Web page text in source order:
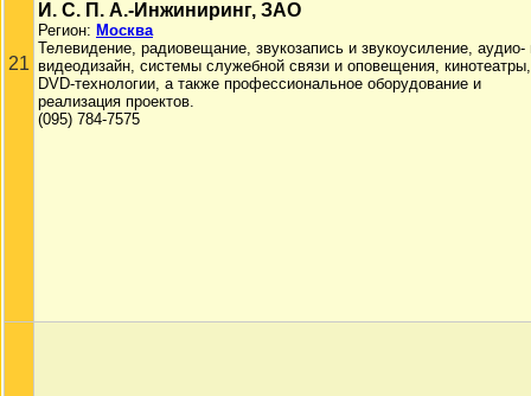
21
И. С. П. А.-Инжиниринг, ЗАО
Регион: Москва
Телевидение, радиовещание, звукозапись и звукоусиление, аудио-
видеодизайн, системы служебной связи и оповещения, кинотеатры,
DVD-технологии, а также профессиональное оборудование и
реализация проектов.
(095) 784-7575